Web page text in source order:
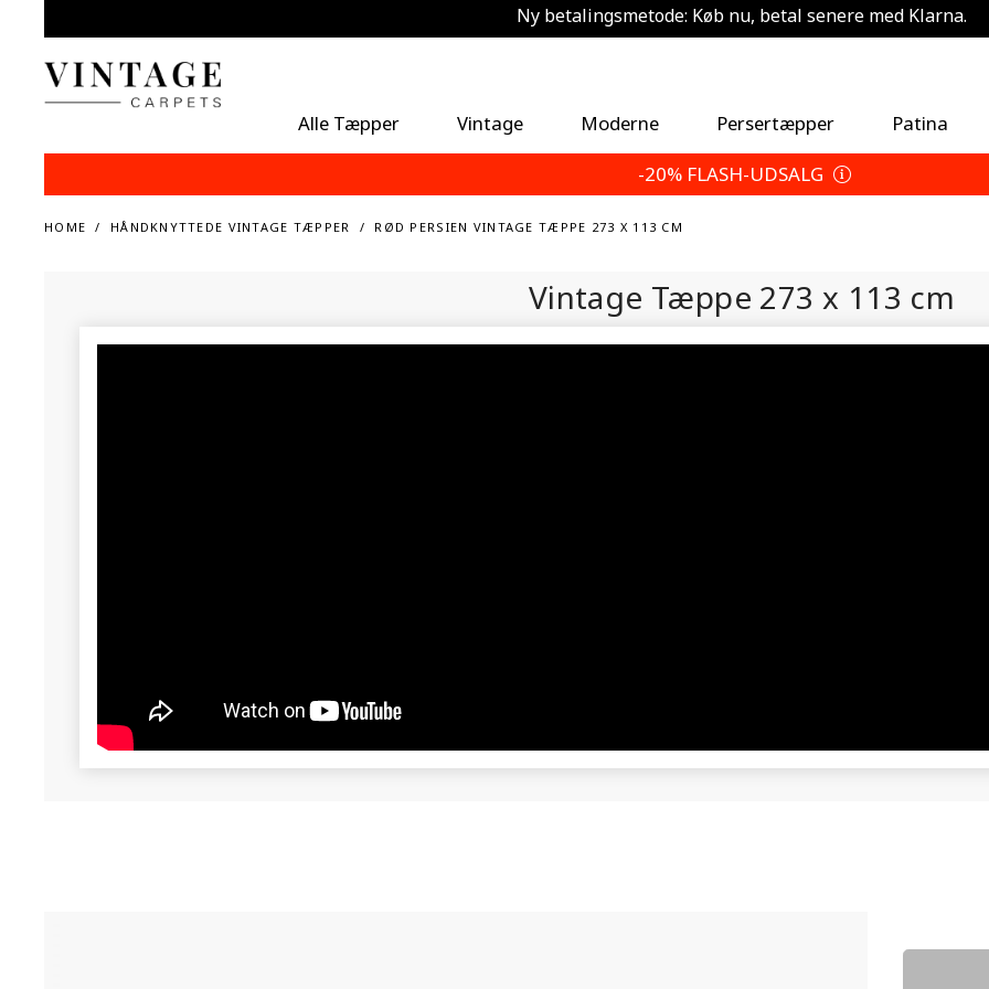
Spar 5 % ekstra — Vælg dine returbetingelser
Ny betalingsmetode: Køb nu, betal senere med Klarna.
Alle Tæpper Vintage Moderne Persertæpper Patina
-20% FLASH-UDSALG
HOME HÅNDKNYTTEDE VINTAGE TÆPPER RØD PERSIEN VINTAGE TÆPPE 273 X 113 CM
Vintage Tæppe 273 x 113 cm